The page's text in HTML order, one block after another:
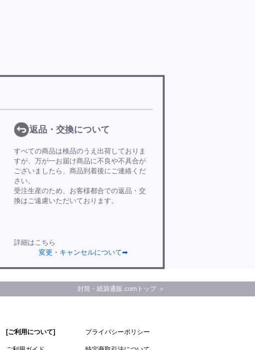
返品・交換について
すべての商品は検品のうえ出荷しておりま
すが、万が一お届け商品に不良や不具合が
ございましたら、商品到着後にご連絡くだ
さい。
受注生産のため、お客様都合での返品・交
換はご遠慮いただいております。
詳細はこちら
変更・キャンセルについて➡
封筒・紙袋通販.comトップ ＞
[ご利用について] プライバシーポリシー